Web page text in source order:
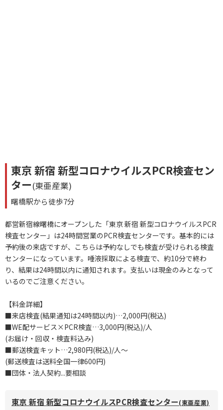
東京 新宿 新型コロナウイルスPCR検査セン
ター(東亜産業)
曙橋駅から徒歩7分
都営新宿線曙橋にオープンした「東京 新宿 新型コロナウイルスPCR
検査センター」は24時間営業のPCR検査センターです。基本的には
予約後の来店ですが、こちらは予約なしでも検査が受けられる検査
センターになっています。唾液採取による検査で、約10分で終わ
り、結果は24時間以内に通知されます。支払いは現金のみとなって
いるのでご注意ください。
【料金詳細】
■来店検査(結果通知は24時間以内)…2,000円(税込)
■WE配サービス×PCR検査…3,000円(税込)/人
(お届け・回収・検査料込み)
■郵送検査キット…2,980円(税込)/人～
(郵送検査は送料全国一律600円)
■団体・法人契約...要相談
東京 新宿 新型コロナウイルスPCR検査センター(東亜産業)